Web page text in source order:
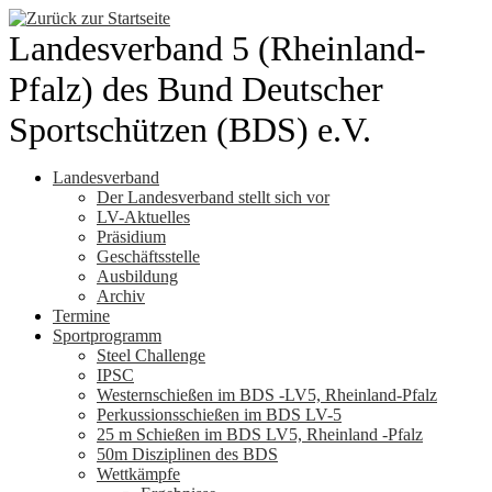
Zum
Inhalt
springen
Landesverband 5 (Rheinland-
Pfalz) des Bund Deutscher
Sportschützen (BDS) e.V.
Landesverband
Der Landesverband stellt sich vor
LV-Aktuelles
Präsidium
Geschäftsstelle
Ausbildung
Archiv
Termine
Sportprogramm
Steel Challenge
IPSC
Westernschießen im BDS -LV5, Rheinland-Pfalz
Perkussionsschießen im BDS LV-5
25 m Schießen im BDS LV5, Rheinland -Pfalz
50m Disziplinen des BDS
Wettkämpfe